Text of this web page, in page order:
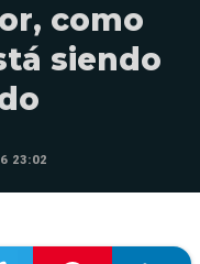
como
siendo
23:02